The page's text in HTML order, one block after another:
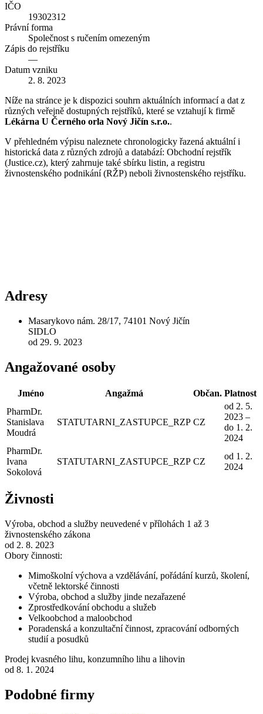
IČO
19302312
Právní forma
Společnost s ručením omezeným
Zápis do rejstříku
—
Datum vzniku
2. 8. 2023
Níže na stránce je k dispozici souhrn aktuálních informací a dat z
různých veřejně dostupných rejstříků, které se vztahují k firmě
Lékárna U Černého orla Nový Jičín s.r.o..
V přehledném výpisu naleznete chronologicky řazená aktuální i
historická data z různých zdrojů a databází: Obchodní rejstřík
(Justice.cz), který zahrnuje také sbírku listin, a registru
živnostenského podnikání (RŽP) neboli živnostenského rejstříku.
Adresy
Masarykovo nám. 28/17, 74101 Nový Jičín
SIDLO
od 29. 9. 2023
Angažované osoby
Jméno Angažmá Občan. Platnost
PharmDr.
Stanislava
Moudrá
STATUTARNI_ZASTUPCE_RZP CZ
od 2. 5.
2023 –
do 1. 2.
2024
PharmDr.
Ivana
Sokolová
STATUTARNI_ZASTUPCE_RZP CZ
od 1. 2.
2024
Živnosti
Výroba, obchod a služby neuvedené v přílohách 1 až 3
živnostenského zákona
od 2. 8. 2023
Obory činnosti:
Mimoškolní výchova a vzdělávání, pořádání kurzů, školení,
včetně lektorské činnosti
Výroba, obchod a služby jinde nezařazené
Zprostředkování obchodu a služeb
Velkoobchod a maloobchod
Poradenská a konzultační činnost, zpracování odborných
studií a posudků
Prodej kvasného lihu, konzumního lihu a lihovin
od 8. 1. 2024
Podobné firmy